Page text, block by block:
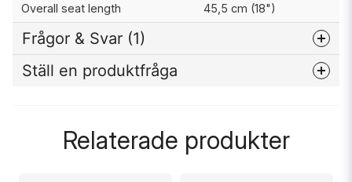
Overall seat length 45,5 cm (18")
Frågor & Svar (1)
FatBoy från-99?
Ställ en produktfråga
Relaterade produkter